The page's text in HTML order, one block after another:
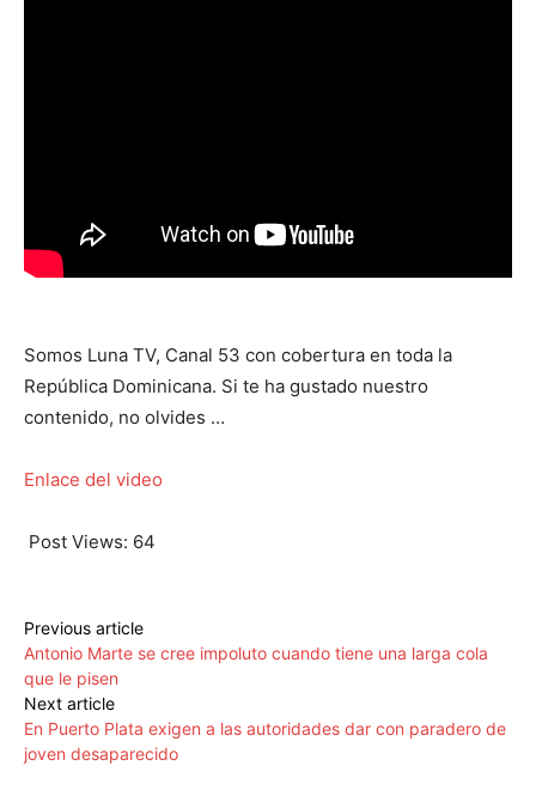
Somos Luna TV, Canal 53 con cobertura en toda la
República Dominicana. Si te ha gustado nuestro
contenido, no olvides …
Enlace del video
Post Views: 64
Previous article
Antonio Marte se cree impoluto cuando tiene una larga cola
que le pisen
Next article
En Puerto Plata exigen a las autoridades dar con paradero de
joven desaparecido